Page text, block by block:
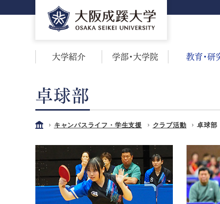
大学紹介 学部・大学院 教育・研
卓球部
キャンパスライフ・学生支援 クラブ活動 卓球部